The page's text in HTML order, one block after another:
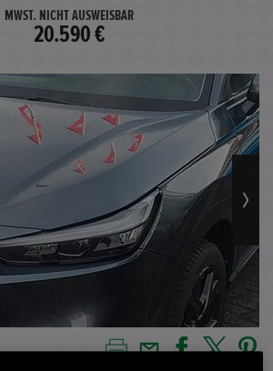
MWST. NICHT AUSWEISBAR
20.590 €